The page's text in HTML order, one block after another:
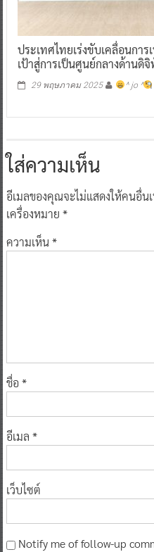
ประเทศไทยเร่งขับเคลื่อนกา
เป้าสู่การเป็นศูนย์กลางด้านดิ
29 พฤษภาคม 2025 ^ jo ^
ใส่ความเห็น
อีเมลของคุณจะไม่แสดงให้คนอื่น
เครื่องหมาย *
ความเห็น*
ชื่อ *
อีเมล *
เว็บไซต์
Notify me of follow-up